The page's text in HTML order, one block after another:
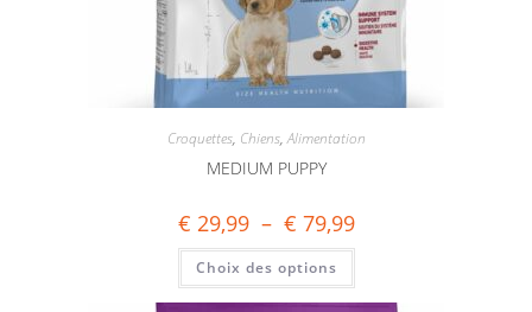
Croquettes, Chiens,Alimentation
MEDIUM PUPPY
€ 29,99 – € 79,99
Choix des options